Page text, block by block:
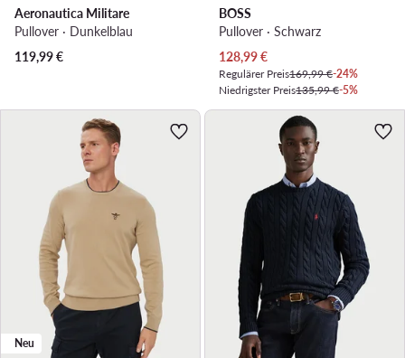
Aeronautica Militare
Pullover · Dunkelblau
119,99€
BOSS
Pullover · Schwarz
Aktueller Preis
128,99€
Regulärer Preis169,99 €-24%
Niedrigster Preis135,99 €-5%
Neu